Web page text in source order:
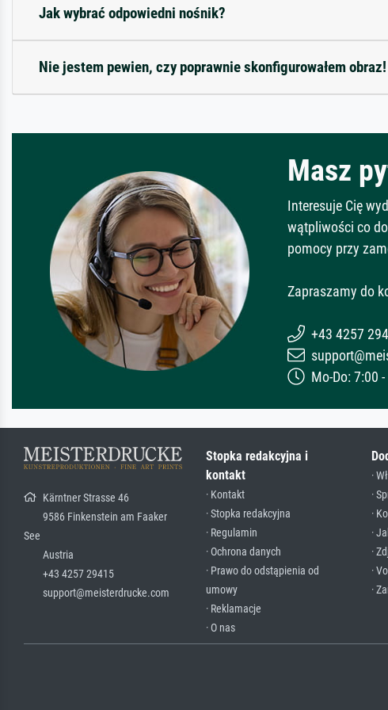
Jak wybrać odpowiedni nośnik?
Nie jestem pewien, czy poprawnie skonfigurowałem obraz!
Masz
Interesuje Cię
wątpliwości co
pomocy przy
Zapraszamy do
+43 4257
Mo-Do: 7:00
Kärntner Strasse 46
9586 Finkenstein am Faaker
See
Austria
+43 4257 29415
support@meisterdrucke.com
Stopka redakcyjna i
kontakt
· Kontakt
· Stopka redakcyjna
· Regulamin
· Ochrona danych
· Prawo do odstąpienia od
umowy
· Reklamacje
· O nas
·
·
·
·
·
·
·